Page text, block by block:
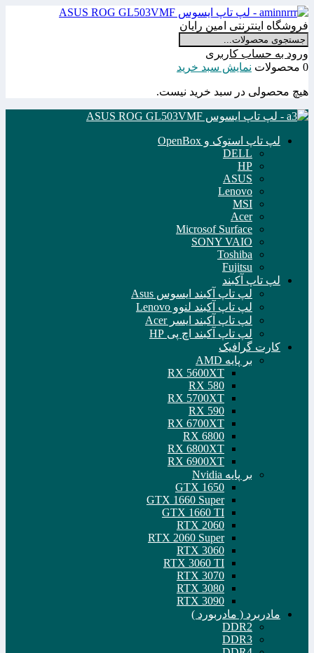
فروشگاه اینترنتی امین رایان
ورود به حساب کاربری
0 محصولات
نمایش سبد خرید
هیچ محصولی در سبد خرید نیست.
لپ تاپ استوک و OpenBox
DELL
HP
ASUS
Lenovo
MSI
Acer
Microsof Surface
SONY VAIO
Toshiba
Fujitsu
لپ تاپ آکبند
لپ تاپ آکبند ایسوس Asus
لپ تاپ آکبند لنوو Lenovo
لپ تاپ آکبند ایسر Acer
لپ تاپ آکبند اچ پی HP
کارت گرافیک
بر پایه AMD
RX 5600XT
RX 580
RX 5700XT
RX 590
RX 6700XT
RX 6800
RX 6800XT
RX 6900XT
بر پایه Nvidia
GTX 1650
GTX 1660 Super
GTX 1660 TI
RTX 2060
RTX 2060 Super
RTX 3060
RTX 3060 TI
RTX 3070
RTX 3080
RTX 3090
مادربرد ( مادربورد )
DDR2
DDR3